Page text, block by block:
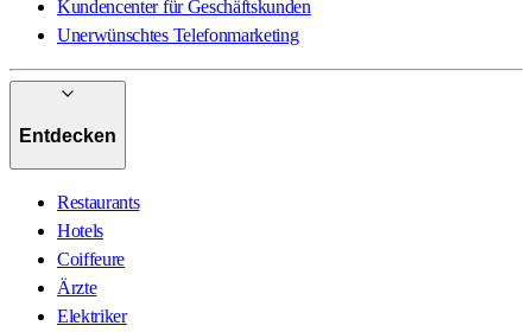
Kundencenter für Geschäftskunden
Unerwünschtes Telefonmarketing
Entdecken
Restaurants
Hotels
Coiffeure
Ärzte
Elektriker